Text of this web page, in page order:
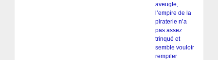
aveugle,
l’empire de la
piraterie n’a
pas assez
trinqué et
semble vouloir
rempiler